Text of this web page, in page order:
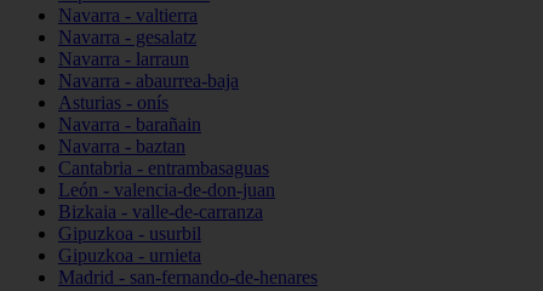
Navarra - valtierra
Navarra - gesalatz
Navarra - larraun
Navarra - abaurrea-baja
Asturias - onís
Navarra - barañain
Navarra - baztan
Cantabria - entrambasaguas
León - valencia-de-don-juan
Bizkaia - valle-de-carranza
Gipuzkoa - usurbil
Gipuzkoa - urnieta
Madrid - san-fernando-de-henares